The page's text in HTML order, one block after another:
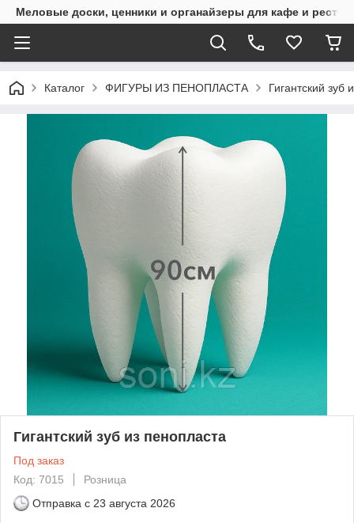
Меловые доски, ценники и органайзеры для кафе и
Каталог ФИГУРЫ ИЗ ПЕНОПЛАСТА Гигантский зуб
Гигантский зуб из пенопласта
Под заказ
Код: 7015
Розница
Отправка с 23 августа 2026